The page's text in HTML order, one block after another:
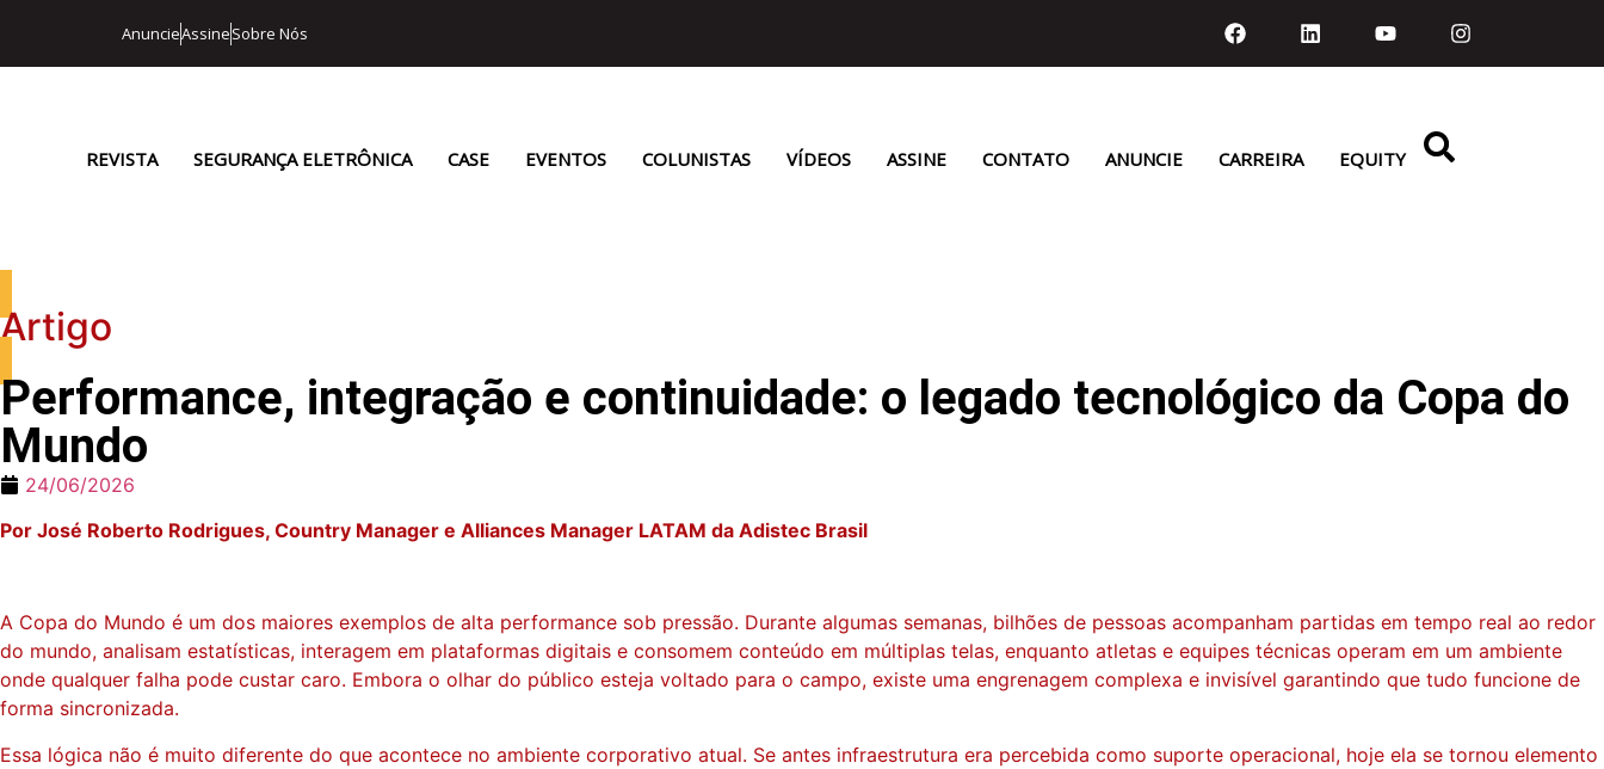
AnuncieAssineSobre Nós
REVISTA SEGURANÇA ELETRÔNICA CASE EVENTOS COLUNISTAS VÍDEOS ASSINE CONTATO ANUNCIE CARREIRA EQUITY
Artigo
Performance, integração e continuidade: o legado tecnológico da Copa do
Mundo
24/06/2026
Por José Roberto Rodrigues, Country Manager e Alliances Manager LATAM da Adistec Brasil
A Copa do Mundo é um dos maiores exemplos de alta performance sob pressão. Durante algumas semanas, bilhões de pessoas acompanham partidas em tempo real ao redor
do mundo, analisam estatísticas, interagem em plataformas digitais e consomem conteúdo em múltiplas telas, enquanto atletas e equipes técnicas operam em um ambiente
onde qualquer falha pode custar caro. Embora o olhar do público esteja voltado para o campo, existe uma engrenagem complexa e invisível garantindo que tudo funcione de
forma sincronizada.
Essa lógica não é muito diferente do que acontece no ambiente corporativo atual. Se antes infraestrutura era percebida como suporte operacional, hoje ela se tornou elemento